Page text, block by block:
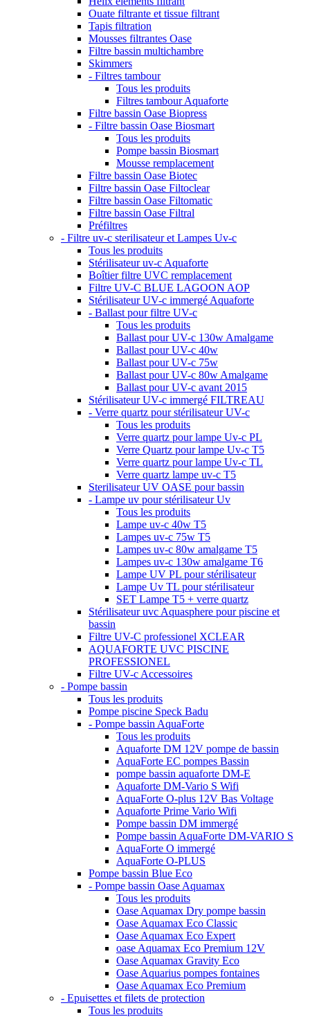
Ouate filtrante et tissue filtrant
Tapis filtration
Mousses filtrantes Oase
Filtre bassin multichambre
Skimmers
- Filtres tambour
Tous les produits
Filtres tambour Aquaforte
Filtre bassin Oase Biopress
- Filtre bassin Oase Biosmart
Tous les produits
Pompe bassin Biosmart
Mousse remplacement
Filtre bassin Oase Biotec
Filtre bassin Oase Filtoclear
Filtre bassin Oase Filtomatic
Filtre bassin Oase Filtral
Préfiltres
- Filtre uv-c sterilisateur et Lampes Uv-c
Tous les produits
Stérilisateur uv-c Aquaforte
Boîtier filtre UVC remplacement
Filtre UV-C BLUE LAGOON AOP
Stérilisateur UV-c immergé Aquaforte
- Ballast pour filtre UV-c
Tous les produits
Ballast pour UV-c 130w Amalgame
Ballast pour UV-c 40w
Ballast pour UV-c 75w
Ballast pour UV-c 80w Amalgame
Ballast pour UV-c avant 2015
Stérilisateur UV-c immergé FILTREAU
- Verre quartz pour stérilisateur UV-c
Tous les produits
Verre quartz pour lampe Uv-c PL
Verre Quartz pour lampe Uv-c T5
Verre quartz pour lampe Uv-c TL
Verre quartz lampe uv-c T5
Sterilisateur UV OASE pour bassin
- Lampe uv pour stérilisateur Uv
Tous les produits
Lampe uv-c 40w T5
Lampes uv-c 75w T5
Lampes uv-c 80w amalgame T5
Lampes uv-c 130w amalgame T6
Lampe UV PL pour stérilisateur
Lampe Uv TL pour stérilisateur
SET Lampe T5 + verre quartz
Stérilisateur uvc Aquasphere pour piscine et
bassin
Filtre UV-C professionel XCLEAR
AQUAFORTE UVC PISCINE
PROFESSIONEL
Filtre UV-c Accessoires
- Pompe bassin
Tous les produits
Pompe piscine Speck Badu
- Pompe bassin AquaForte
Tous les produits
Aquaforte DM 12V pompe de bassin
AquaForte EC pompes Bassin
pompe bassin aquaforte DM-E
Aquaforte DM-Vario S Wifi
AquaForte O-plus 12V Bas Voltage
Aquaforte Prime Vario Wifi
Pompe bassin DM immergé
Pompe bassin AquaForte DM-VARIO S
AquaForte O immergé
AquaForte O-PLUS
Pompe bassin Blue Eco
- Pompe bassin Oase Aquamax
Tous les produits
Oase Aquamax Dry pompe bassin
Oase Aquamax Eco Classic
Oase Aquamax Eco Expert
oase Aquamax Eco Premium 12V
Oase Aquamax Gravity Eco
Oase Aquarius pompes fontaines
Oase Aquamax Eco Premium
- Epuisettes et filets de protection
Tous les produits